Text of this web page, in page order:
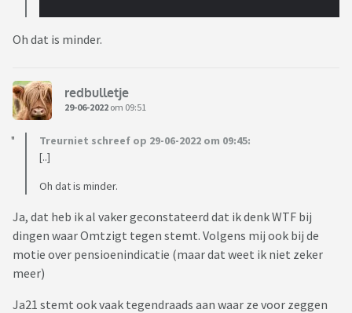
Oh dat is minder.
redbulletje
29-06-2022 om 09:51
Treurniet schreef op 29-06-2022 om 09:45:
[..]
Oh dat is minder.
Ja, dat heb ik al vaker geconstateerd dat ik denk WTF bij
dingen waar Omtzigt tegen stemt. Volgens mij ook bij de
motie over pensioenindicatie (maar dat weet ik niet zeker
meer)
Ja21 stemt ook vaak tegendraads aan waar ze voor zeggen